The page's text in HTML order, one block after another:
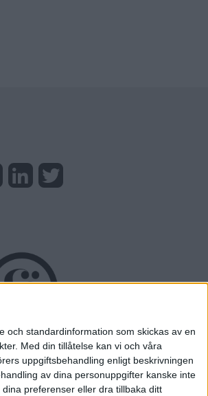
och standardinformation som skickas av en
Med din tillåtelse kan vi och våra
uppgiftsbehandling enligt beskrivningen
av dina personuppgifter kanske inte
preferenser eller dra tillbaka ditt